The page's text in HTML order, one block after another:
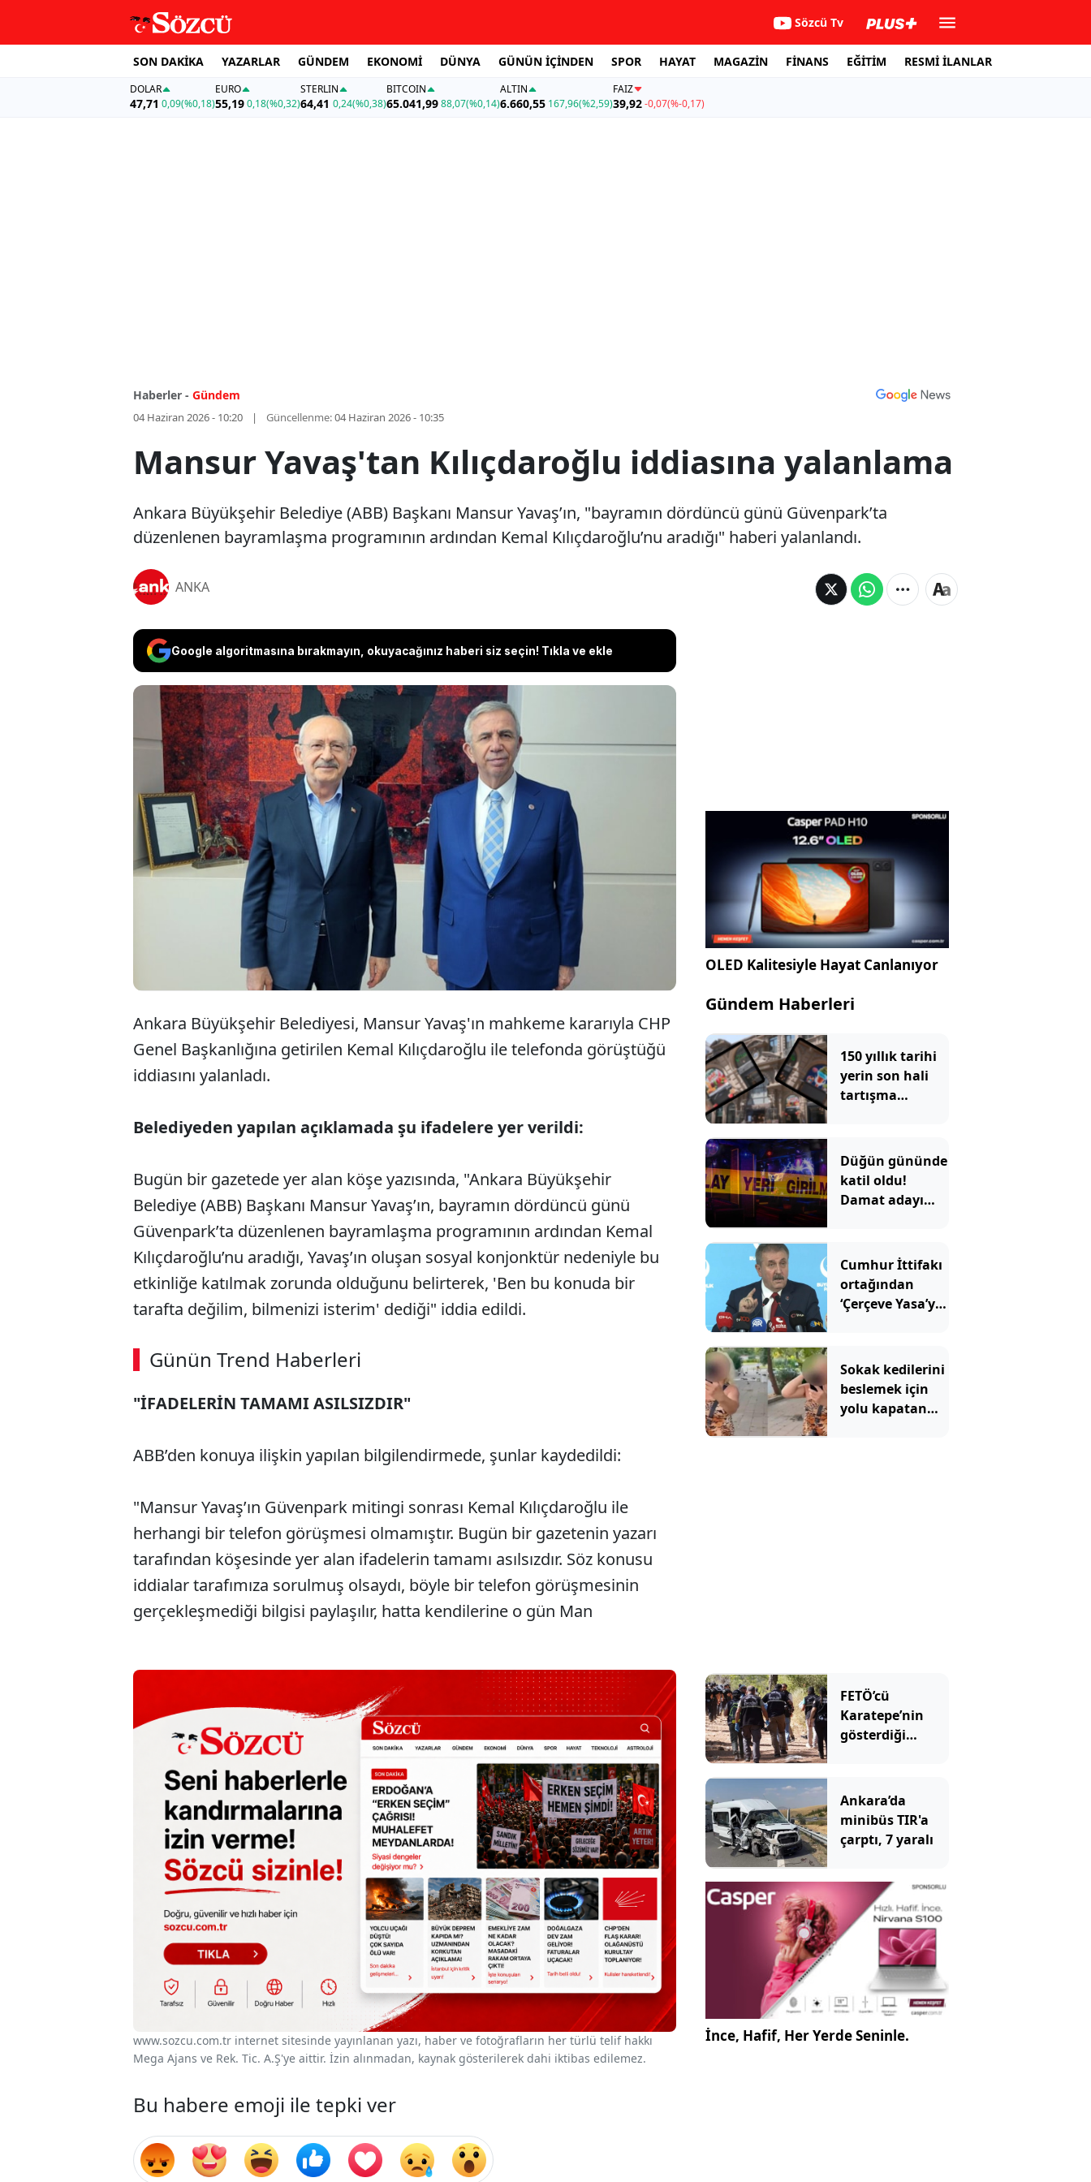
Sözcü Tv
SON DAKİKA YAZARLAR GÜNDEM EKONOMİ DÜNYA GÜNÜN İÇİNDEN SPOR HAYAT MAGAZİN FİNANS EĞİTİM RESMİ İLANLAR
DOLAR
47,71 0,09(%0,18)
EURO
55,19 0,18(%0,32)
STERLIN
64,41 0,24(%0,38)
BITCOIN
65.041,9988,07(%0,14)
ALTIN
6.660,55 167,96(%2,59)
FAİZ
39,92-0,07(%-0,17)
Haberler - Gündem
04 Haziran 2026 - 10:20 Güncellenme:04 Haziran 2026 - 10:35
Mansur Yavaş'tan Kılıçdaroğlu iddiasına yalanlama
Ankara Büyükşehir Belediye (ABB) Başkanı Mansur Yavaş’ın, "bayramın dördüncü günü Güvenpark’ta
düzenlenen bayramlaşma programının ardından Kemal Kılıçdaroğlu’nu aradığı" haberi yalanlandı.
ANKA
Google algoritmasına bırakmayın, okuyacağınız haberi siz seçin! Tıkla ve ekle
Ankara Büyükşehir Belediye (ABB) Başkanı Mansur Yavaş’ın,
"bayramın dördüncü günü Güvenpark’ta düzenlenen
bayramlaşma programının ardından Kemal Kılıçdaroğlu’nu
aradığı" haberi yalanlandı.
Ankara Büyükşehir Belediyesi, Mansur Yavaş'ın mahkeme kararıyla CHP
Genel Başkanlığına getirilen Kemal Kılıçdaroğlu ile telefonda görüştüğü
iddiasını yalanladı.
Belediyeden yapılan açıklamada şu ifadelere yer verildi:
Bugün bir gazetede yer alan köşe yazısında, "Ankara Büyükşehir
Belediye (ABB) Başkanı Mansur Yavaş’ın, bayramın dördüncü günü
Güvenpark’ta düzenlenen bayramlaşma programının ardından Kemal
Kılıçdaroğlu’nu aradığı, Yavaş’ın oluşan sosyal konjonktür nedeniyle bu
etkinliğe katılmak zorunda olduğunu belirterek, 'Ben bu konuda bir
tarafta değilim, bilmenizi isterim' dediği" iddia edildi.
Günün Trend Haberleri
00:02 / 08:06
"İFADELERİN TAMAMI ASILSIZDIR"
ABB’den konuya ilişkin yapılan bilgilendirmede, şunlar kaydedildi:
"Mansur Yavaş’ın Güvenpark mitingi sonrası Kemal Kılıçdaroğlu ile
herhangi bir telefon görüşmesi olmamıştır. Bugün bir gazetenin yazarı
tarafından köşesinde yer alan ifadelerin tamamı asılsızdır. Söz konusu
iddialar tarafımıza sorulmuş olsaydı, böyle bir telefon görüşmesinin
gerçekleşmediği bilgisi paylaşılır, hatta kendilerine o gün Man
www.sozcu.com.tr internet sitesinde yayınlanan yazı, haber ve fotoğrafların her türlü telif hakkı
Mega Ajans ve Rek. Tic. A.Ş'ye aittir. İzin alınmadan, kaynak gösterilerek dahi iktibas edilemez.
Bu habere emoji ile tepki ver
OLED Kalitesiyle Hayat Canlanıyor
Gündem Haberleri
150 yıllık tarihi
yerin son hali
tartışma
Pasajı'ndaki
görüntü tepki
çekti
Düğün gününde
katil oldu!
Damat adayı
Cumhur İttifakı
ortağından
‘Çerçeve Yasa’ya
Sokak kedilerini
beslemek için
yolu kapatan
FETÖ’cü
Karatepe’nin
gösterdiği
açıklandı
Ankara’da
minibüs TIR'a
çarptı, 7 yaralı
İnce, Hafif, Her Yerde Seninle.